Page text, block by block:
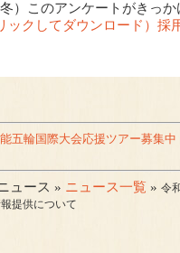
冬）このアンケートがきっ
ックしてダウンロード）採
五輪国際大会応援ツアー募集中
ュース » ニュース一覧 » 令
提供について